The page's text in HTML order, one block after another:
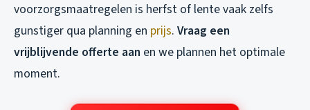
voorzorgsmaatregelen is herfst of lente vaak zelfs
gunstiger qua planning en prijs. Vraag een
vrijblijvende offerte aan en we plannen het optimale
moment.